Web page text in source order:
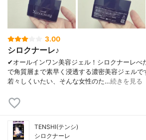
3.00
シロクナーレ♪
✔︎オールインワン美容ジェル！シロクナーレべ
で角質層まで素早く浸透する濃密美容ジェルで
若々しくいたい、そんな女性のた…続きを見る
TENSHI(テンシ)
シロクナーレ